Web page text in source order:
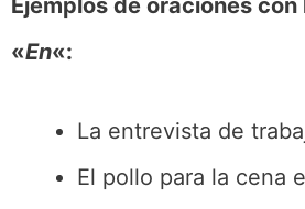
Ejemplos de oraciones
«En«:
La entrevista de
El pollo para la cena